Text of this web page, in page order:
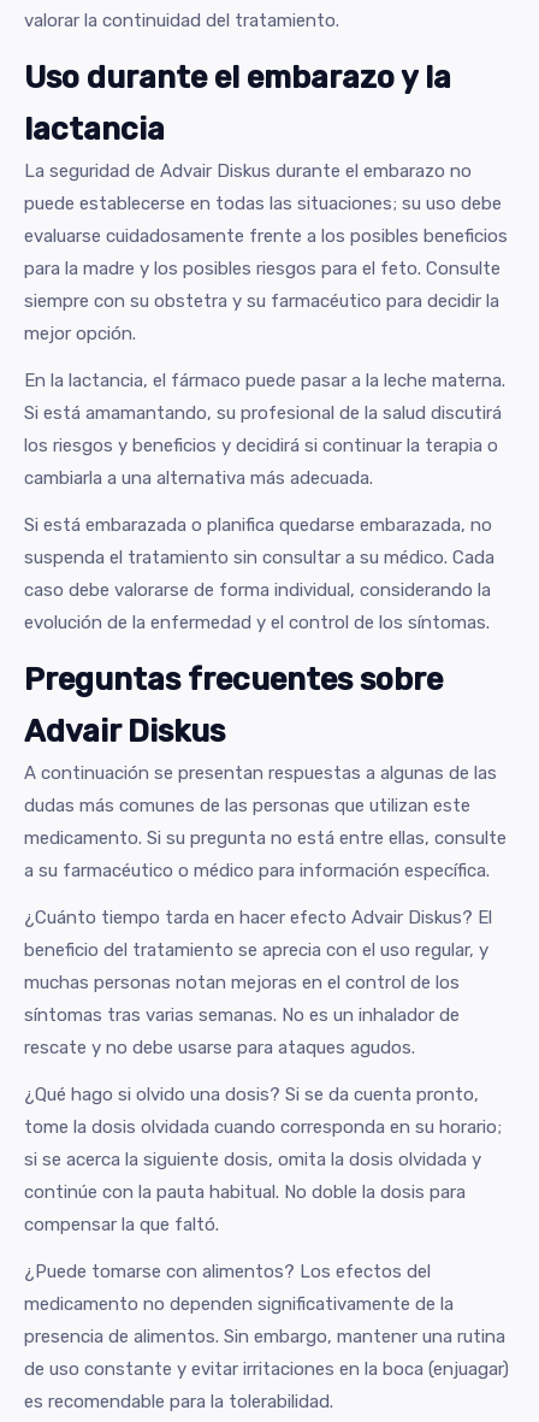
valorar la continuidad del tratamiento.
Uso durante el embarazo y la
lactancia
La seguridad de Advair Diskus durante el embarazo no
puede establecerse en todas las situaciones; su uso debe
evaluarse cuidadosamente frente a los posibles beneficios
para la madre y los posibles riesgos para el feto. Consulte
siempre con su obstetra y su farmacéutico para decidir la
mejor opción.
En la lactancia, el fármaco puede pasar a la leche materna.
Si está amamantando, su profesional de la salud discutirá
los riesgos y beneficios y decidirá si continuar la terapia o
cambiarla a una alternativa más adecuada.
Si está embarazada o planifica quedarse embarazada, no
suspenda el tratamiento sin consultar a su médico. Cada
caso debe valorarse de forma individual, considerando la
evolución de la enfermedad y el control de los síntomas.
Preguntas frecuentes sobre
Advair Diskus
A continuación se presentan respuestas a algunas de las
dudas más comunes de las personas que utilizan este
medicamento. Si su pregunta no está entre ellas, consulte
a su farmacéutico o médico para información específica.
¿Cuánto tiempo tarda en hacer efecto Advair Diskus? El
beneficio del tratamiento se aprecia con el uso regular, y
muchas personas notan mejoras en el control de los
síntomas tras varias semanas. No es un inhalador de
rescate y no debe usarse para ataques agudos.
¿Qué hago si olvido una dosis? Si se da cuenta pronto,
tome la dosis olvidada cuando corresponda en su horario;
si se acerca la siguiente dosis, omita la dosis olvidada y
continúe con la pauta habitual. No doble la dosis para
compensar la que faltó.
¿Puede tomarse con alimentos? Los efectos del
medicamento no dependen significativamente de la
presencia de alimentos. Sin embargo, mantener una rutina
de uso constante y evitar irritaciones en la boca (enjuagar)
es recomendable para la tolerabilidad.